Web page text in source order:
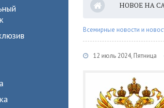
НОВОЕ НА
Всемирные новости и
12 июль 2024, Пятница